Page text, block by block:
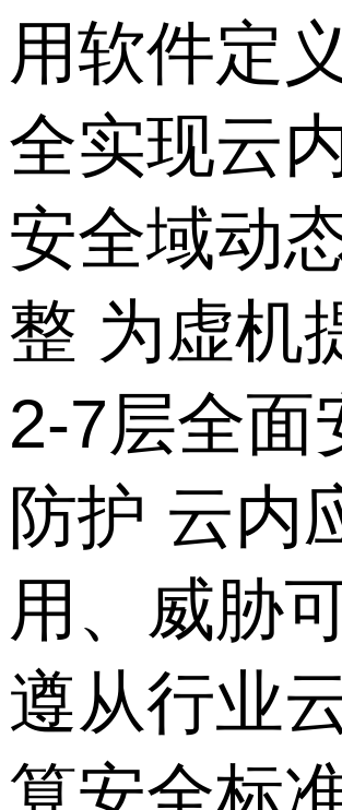
用软件定
全实现云
安全域动
整 为虚机
2-7层全面
防护 云内
用、威胁
遵从行业